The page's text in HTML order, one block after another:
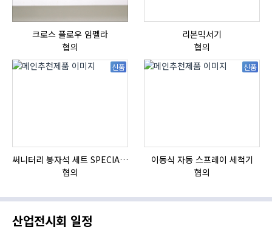
크로스 플로우 임펠라
협의
리본믹서기
협의
신품
써니터리 봉자석 세트 SPECIAL , 봉자석 , 자석봉 , 호퍼용자석 , 전자석
협의
신품
이동식 자동 스프레이 세척기
협의
산업전시회 일정